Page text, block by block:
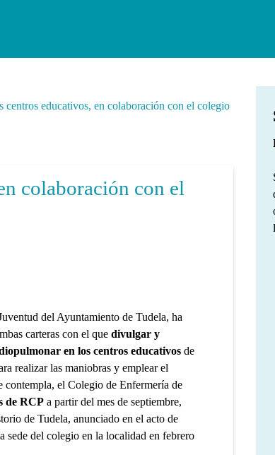
centros educativos, en colaboración con el colegio
colaboración con el
del Ayuntamiento de Tudela, ha
carteras con el que divulgar y
en los centros educativos de
realizar las maniobras y emplear el
el Colegio de Enfermería de
de RCP a partir del mes de septiembre,
de Tudela, anunciado en el acto de
sede del colegio en la localidad en febrero